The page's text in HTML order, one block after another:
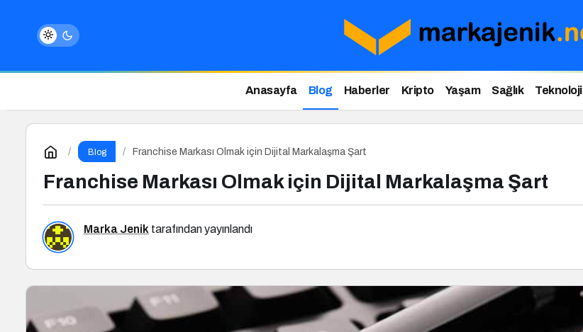
Anasayfa Blog Haberler Kripto Yaşam Sağlık Teknoloji
Blog Franchise Markası Olmak için Dijital Markalaşma Şart
Franchise Markası Olmak için Dijital Markalaşma Şart
Marka Jenik tarafından yayınlandı